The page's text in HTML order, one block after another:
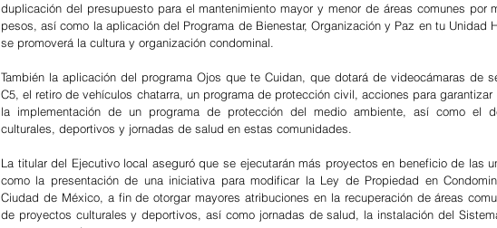
duplicación del presupuesto para el mantenimiento mayor y menor de áreas comunes por
pesos, así como la aplicación del Programa de Bienestar, Organización y Paz en tu Unidad
se promoverá la cultura y organización condominal.
También la aplicación del programa Ojos que te Cuidan, que dotará de videocámaras de
C5, el retiro de vehículos chatarra, un programa de protección civil, acciones para
la implementación de un programa de protección del medio ambiente, así como el
culturales, deportivos y jornadas de salud en estas comunidades.
La titular del Ejecutivo local aseguró que se ejecutarán más proyectos en beneficio de las
como la presentación de una iniciativa para modificar la Ley de Propiedad en
Ciudad de México, a fin de otorgar mayores atribuciones en la recuperación de áreas
de proyectos culturales y deportivos, así como jornadas de salud, la instalación del